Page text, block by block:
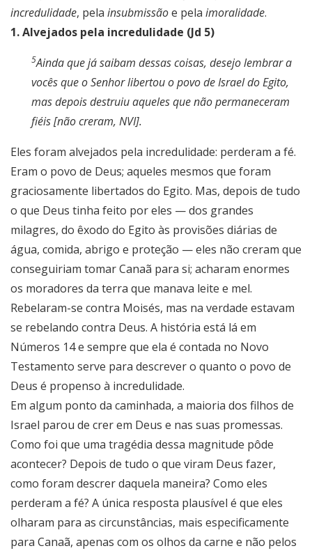
incredulidade, pela insubmissãoe pela imoralidade.
1. Alvejados pela incredulidade (Jd 5)
5Ainda que já saibam dessas coisas, desejo lembrar a
vocês que o Senhor libertou o povo de Israel do Egito,
mas depois destruiu aqueles que não permaneceram
fiéis [não creram, NVI].
Eles foram alvejados pela incredulidade: perderam a fé.
Eram o povo de Deus; aqueles mesmos que foram
graciosamente libertados do Egito. Mas, depois de tudo
o que Deus tinha feito por eles — dos grandes
milagres, do êxodo do Egito às provisões diárias de
água, comida, abrigo e proteção — eles não creram que
conseguiriam tomar Canaã para si; acharam enormes
os moradores da terra que manava leite e mel.
Rebelaram-se contra Moisés, mas na verdade estavam
se rebelando contra Deus. A história está lá em
Números 14 e sempre que ela é contada no Novo
Testamento serve para descrever o quanto o povo de
Deus é propenso à incredulidade.
Em algum ponto da caminhada, a maioria dos filhos de
Israel parou de crer em Deus e nas suas promessas.
Como foi que uma tragédia dessa magnitude pôde
acontecer? Depois de tudo o que viram Deus fazer,
como foram descrer daquela maneira? Como eles
perderam a fé? A única resposta plausível é que eles
olharam para as circunstâncias, mais especificamente
para Canaã, apenas com os olhos da carne e não pelos